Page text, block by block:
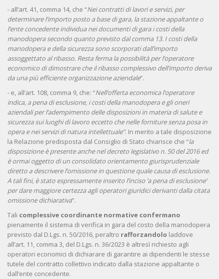
- all’art. 41, comma 14, che “Nei contratti di lavori e servizi, per
determinare l’importo posto a base di gara, la stazione appaltante o
l’ente concedente individua nei documenti di gara i costi della
manodopera secondo quanto previsto dal comma 13. I costi della
manodopera e della sicurezza sono scorporati dall’importo
assoggettato al ribasso. Resta ferma la possibilità per l’operatore
economico di dimostrare che il ribasso complessivo dell’importo deriva
da una più efficiente organizzazione aziendale”.
- e, all’art. 108, comma 9, che: “Nell’offerta economica l’operatore
indica, a pena di esclusione, i costi della manodopera e gli oneri
aziendali per l’adempimento delle disposizioni in materia di salute e
sicurezza sui luoghi di lavoro eccetto che nelle forniture senza posa in
opera e nei servizi di natura intellettuale”. In merito a tale disposizione
la Relazione predisposta dal Consiglio di Stato chiarisce che “la
disposizione è presente anche nel decreto legislativo n. 50 del 2016 ed
è ormai oggetto di un consolidato orientamento giurisprudenziale
diretto a descrivere l’omissione in questione quale causa di esclusione.
A tali fini, è stato espressamente inserito l’inciso ‘a pena di esclusione’
per dare maggiore certezza agli operatori giuridici derivanti dalla citata
omissione dichiarativa”.
Tali complessive coordinante normative confermano
pienamente il sistema di verifica in gara del costo della manodopera
previsto dal D.Lgs. n. 50/2016, peraltro rafforzandolo laddove
all’art. 11, comma 3, del D.Lgs. n. 36/2023 è altresì richiesto agli
operatori economici di dichiarare di garantire ai dipendenti le stesse
tutele del contratto collettivo indicato dalla stazione appaltante o
dall’ente concedente.